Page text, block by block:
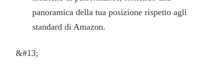
panoramica della tua posizione rispetto agli
standard di Amazon.
&#13;